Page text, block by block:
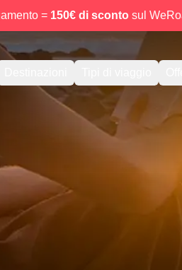
= 150€ di scontosul